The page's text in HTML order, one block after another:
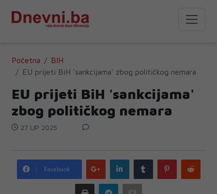
Početna
BIH
EU prijeti BiH 'sankcijama' zbog političkog nemara
EU prijeti BiH 'sankcijama'
zbog političkog nemara
27 LIP 2025
Facebook
Google
plus
LinkedIn Tumblr Pinterest
Print Telegram